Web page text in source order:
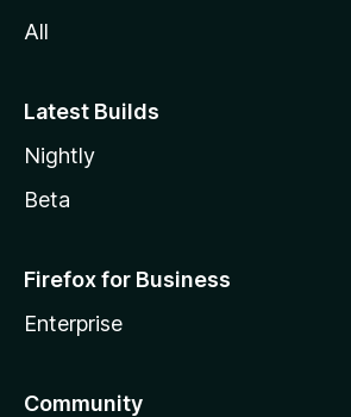
All
Latest Builds
Nightly
Beta
Firefox for Business
Enterprise
Community